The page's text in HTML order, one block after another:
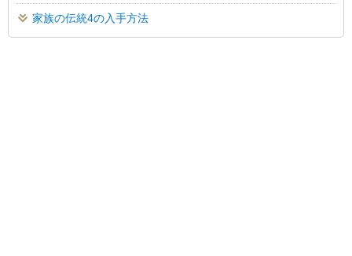
家族の伝統4の入手方法